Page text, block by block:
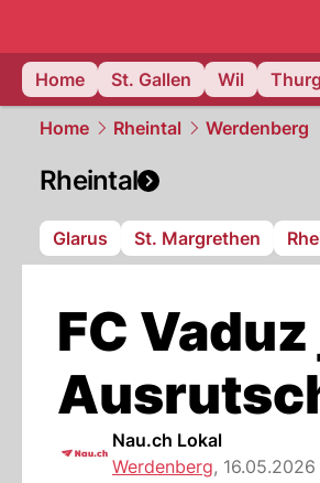
Home
St. Gallen Wil
Home Rheintal Werdenberg
Rheintal
Glarus St. Margrethen
FC
Nau.ch Lokal
Werdenberg,